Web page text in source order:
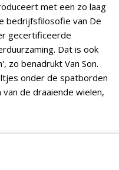
met een zo laag
bedrijfsfilosofie van De
gecertificeerde
Dat is ook
zo benadrukt Van Son.
onder de spatborden
de draaiende wielen,
is dat er geen antenne
eigen RTK-systeem in